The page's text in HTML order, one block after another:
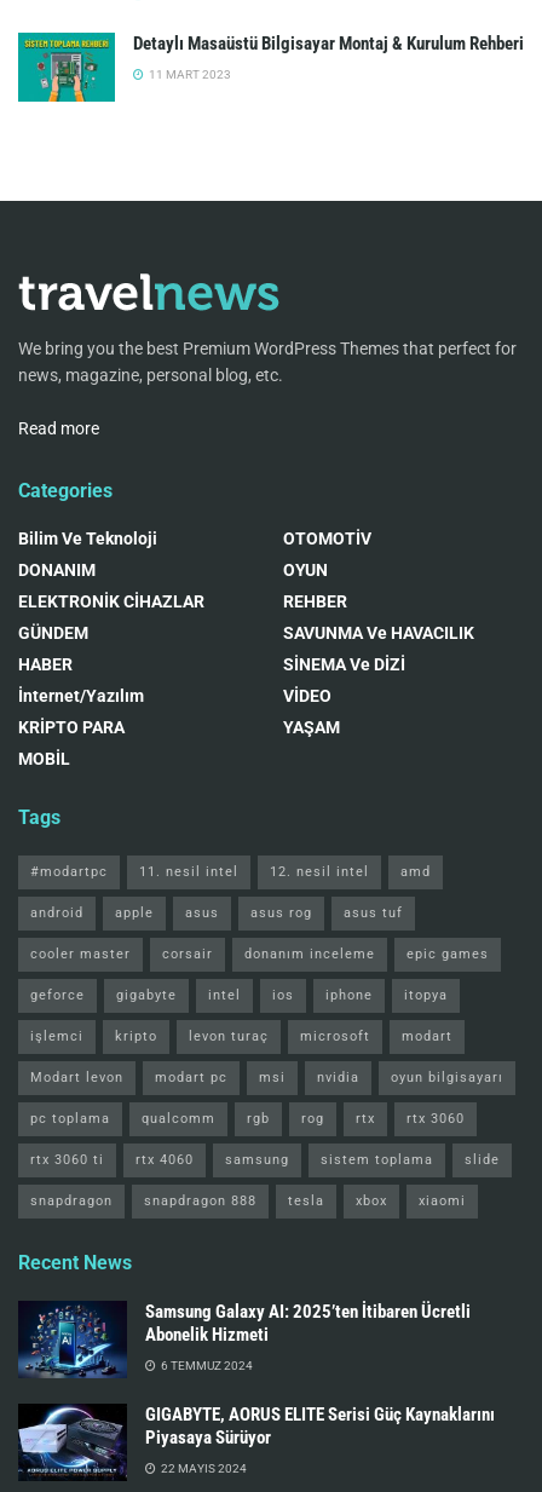
Detaylı Masaüstü Bilgisayar Montaj & Kurulum Rehberi
11 MART 2023
We bring you the best Premium WordPress Themes that perfect for
news, magazine, personal blog, etc.
Read more
Categories
Bilim Ve Teknoloji
DONANIM
ELEKTRONİK CİHAZLAR
GÜNDEM
HABER
İnternet/Yazılım
KRİPTO PARA
MOBİL
OTOMOTİV
OYUN
REHBER
SAVUNMA Ve HAVACILIK
SİNEMA Ve DİZİ
VİDEO
YAŞAM
Tags
#modartpc 11. nesil intel 12. nesil intel amd
android apple asus asus rog asus tuf
cooler master corsair donanım inceleme epic games
geforce gigabyte intel ios iphone itopya
işlemci kripto levon turaç microsoft modart
Modart levon modart pc msi nvidia oyun bilgisayarı
pc toplama qualcomm rgb rog rtx rtx 3060
rtx 3060 ti rtx 4060 samsung sistem toplama slide
snapdragon snapdragon 888 tesla xbox xiaomi
Recent News
Samsung Galaxy AI: 2025’ten İtibaren Ücretli
Abonelik Hizmeti
6 TEMMUZ 2024
GIGABYTE, AORUS ELITE Serisi Güç Kaynaklarını
Piyasaya Sürüyor
22 MAYIS 2024